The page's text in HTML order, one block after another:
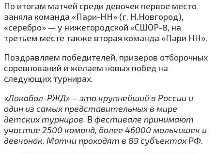
По итогам матчей среди девочек первое место
заняла команда «Пари-НН» (г. Н.Новгород),
«серебро» — у нижегородской «СШОР-8, на
третьем месте также вторая команда «Пари НН».
Поздравляем победителей, призеров отборочных
соревнований и желаем новых побед на
следующих турнирах.
«Локобол-РЖД» – это крупнейший в России и
один из самых представительных в мире
детских турниров. В фестивале принимают
участие 2500 команд, более 46000 мальчишек и
девчонок. Матчи проходят в 89 субъектах РФ.